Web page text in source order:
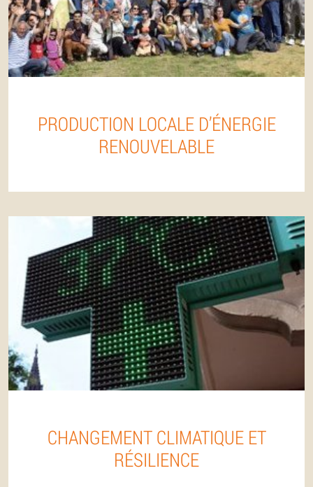
PRODUCTION LOCALE D’ÉNERGIE
RENOUVELABLE
CHANGEMENT CLIMATIQUE ET
RÉSILIENCE